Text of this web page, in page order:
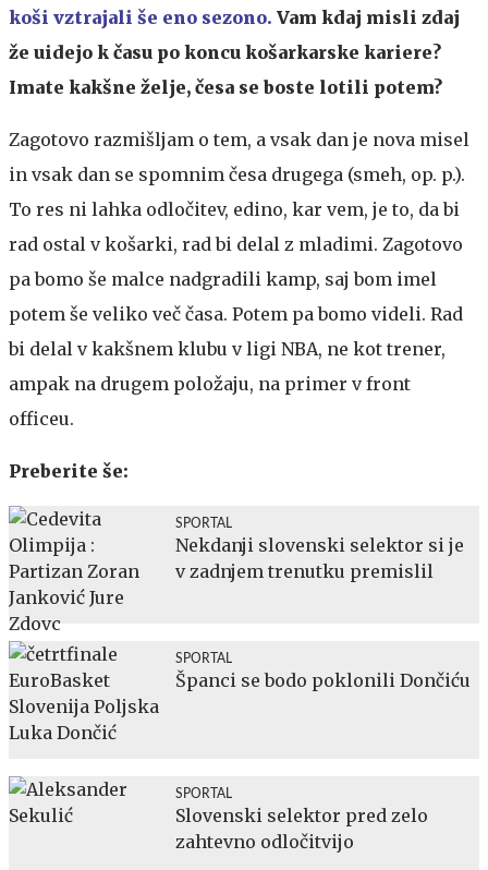
koši vztrajali še eno sezono. Vam kdaj misli zdaj
že uidejo k času po koncu košarkarske kariere?
Imate kakšne želje, česa se boste lotili potem?
Zagotovo razmišljam o tem, a vsak dan je nova misel
in vsak dan se spomnim česa drugega (smeh, op. p.).
To res ni lahka odločitev, edino, kar vem, je to, da bi
rad ostal v košarki, rad bi delal z mladimi. Zagotovo
pa bomo še malce nadgradili kamp, saj bom imel
potem še veliko več časa. Potem pa bomo videli. Rad
bi delal v kakšnem klubu v ligi NBA, ne kot trener,
ampak na drugem položaju, na primer v front
officeu.
Preberite še:
SPORTAL
Nekdanji slovenski selektor si je
v zadnjem trenutku premislil
SPORTAL
Španci se bodo poklonili Dončiću
SPORTAL
Slovenski selektor pred zelo
zahtevno odločitvijo